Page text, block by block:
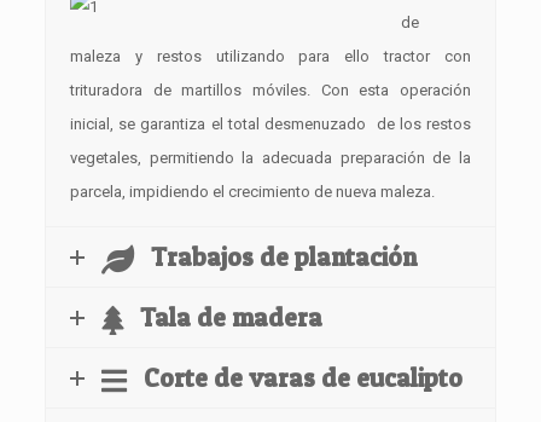
de
maleza y restos utilizando para ello tractor con
trituradora de martillos móviles. Con esta operación
inicial, se garantiza el total desmenuzado de los restos
vegetales, permitiendo la adecuada preparación de la
parcela, impidiendo el crecimiento de nueva maleza.
Trabajos de plantación
Tala de madera
Corte de varas de eucalipto